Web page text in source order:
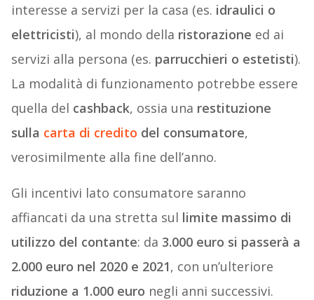
interesse a servizi per la casa (es. idraulici o
elettricisti), al mondo della ristorazione ed ai
servizi alla persona (es. parrucchieri o estetisti).
La modalità di funzionamento potrebbe essere
quella del cashback, ossia una restituzione
sulla carta di credito del consumatore,
verosimilmente alla fine dell’anno.
Gli incentivi lato consumatore saranno
affiancati da una stretta sul limite massimo di
utilizzo del contante: da 3.000 euro si passerà a
2.000 euro nel 2020 e 2021, con un’ulteriore
riduzione a 1.000 euro negli anni successivi.